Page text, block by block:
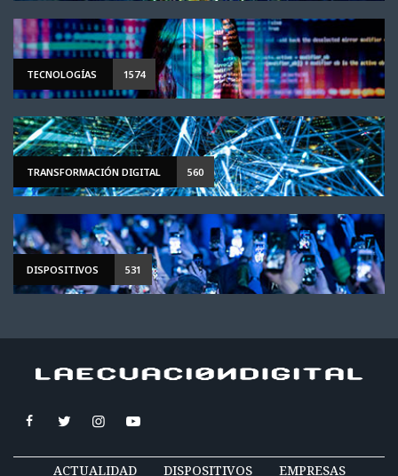
TECNOLOGÍAS 1574
TRANSFORMACIÓN DIGITAL 560
DISPOSITIVOS 531
ACTUALIDAD DISPOSITIVOS EMPRESAS